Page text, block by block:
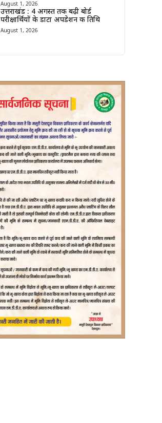
August 1, 2026
उत्तराखंड : 4 अगस्त तक बढ़ी बोर्ड
परीक्षार्थियों के डाटा अपडेशन की तिथि
August 1, 2026